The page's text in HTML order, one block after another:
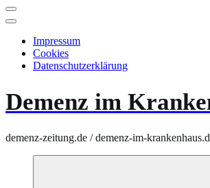
Impressum
Cookies
Datenschutzerklärung
Demenz im
demenz-zeitung.de / demenz-im-